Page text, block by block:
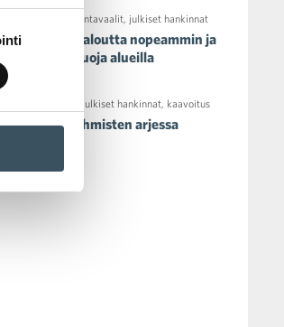
kuntavaalit, julkiset hankinnat
koko kansantaloutta nopeammin ja
luoja alueilla
julkiset hankinnat, kaavoitus
– mukana ihmisten arjessa